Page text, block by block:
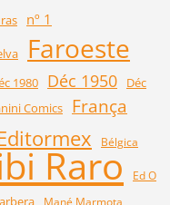
nº 1
Faroeste
1980 Déc 1950
Déc
Comics França
Bélgica
Raro
Ed O